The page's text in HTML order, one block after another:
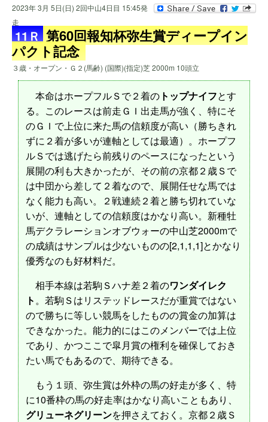
2023年 3月 5日(日) 2回中山4日目 15:45発
走
11Ｒ 第60回報知杯弥生賞ディープイン
パクト記念
３歳・オープン・Ｇ２(馬齢) (国際)(指定)芝 2000m 10頭立
本命はホープフルＳで２着の トップナイフとす
る。このレースは前走ＧＩ出走馬が強く、特にそ
のＧＩで上位に来た馬の信頼度が高い（勝ちきれ
ずに２着が多いが連軸としては最適）。ホープフ
ルＳでは逃げたら前残りのペースになったという
展開の利も大きかったが、その前の京都２歳Ｓで
は中団から差して２着なので、展開任せな馬では
なく能力も高い。２戦連続２着と勝ち切れていな
いが、連軸としての信頼度はかなり高い。新種牡
馬デクラレーションオブウォーの中山芝2000mで
の成績はサンプルは少ないものの[2,1,1,1]とかなり
優秀なのも好材料だ。
相手本線は若駒Ｓハナ差２着のワンダイレク
ト。若駒Ｓはリステッドレースだが重賞ではない
ので勝ちに等しい競馬をしたものの賞金の加算は
できなかった。能力的にはこのメンバーでは上位
であり、かつここで皐月賞の権利を確保しておき
たい馬でもあるので、期待できる。
もう１頭、弥生賞は外枠の馬の好走が多く、特
に10番枠の馬の好走率はかなり高いこともあり、
グリューネグリーンを押さえておく。京都２歳Ｓ